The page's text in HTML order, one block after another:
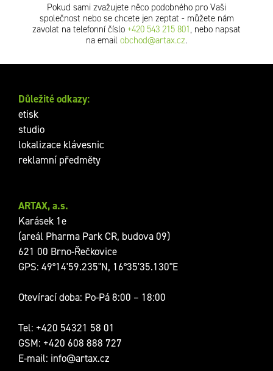
Pokud sami zvažujete něco podobného pro Vaši
společnost nebo se chcete jen zeptat - můžete nám
zavolat na telefonní číslo +420 543 215 801 , nebo napsat
na email obchod@artax.cz.
ARTAX, a.s.
Karásek 1e
(areál Pharma Park CR, budova 09)
621 00 Brno-Řečkovice
GPS: 49°14'59.235"N, 16°35'35.130"E
Otevírací doba: Po-Pá 8:00 – 18:00
Tel: +420 54321 58 01
GSM: +420 608 888 727
E-mail: info@artax.cz
Důležité odkazy:
etisk
studio
lokalizace klávesnic
reklamní předměty